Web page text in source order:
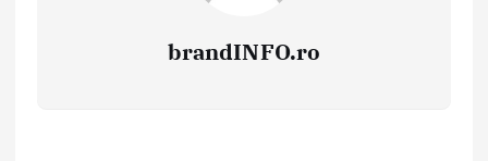
brandINFO.ro